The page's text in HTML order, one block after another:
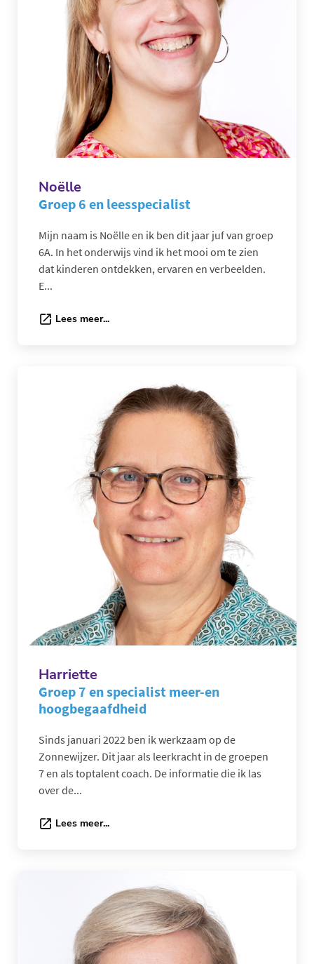
Noëlle
Groep 6 en leesspecialist
Mijn naam is Noëlle en ik ben dit jaar juf van groep
6A. In het onderwijs vind ik het mooi om te zien
dat kinderen ontdekken, ervaren en verbeelden.
E...
Lees meer...
Harriette
Groep 7 en specialist meer-en
hoogbegaafdheid
Sinds januari 2022 ben ik werkzaam op de
Zonnewijzer. Dit jaar als leerkracht in de groepen
7 en als toptalent coach. De informatie die ik las
over de...
Lees meer...